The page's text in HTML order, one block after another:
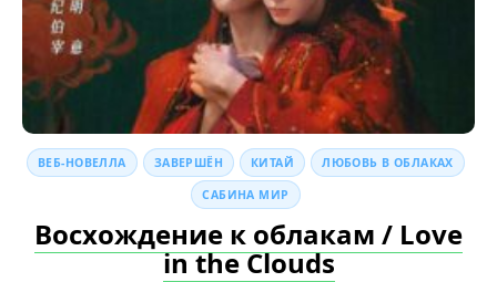
ВЕБ-НОВЕЛЛА ЗАВЕРШЁН КИТАЙ ЛЮБОВЬ В ОБЛАКАХ
САБИНА МИР
Восхождение к облакам / Love
in the Clouds